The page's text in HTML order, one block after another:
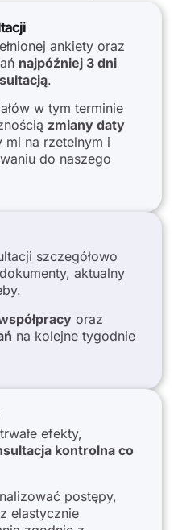
ankiety oraz
najpóźniej 3 dni
.
w tym terminie
zmiany daty
mi na rzetelnym i
do naszego
szczegółowo
aktualny
oraz
na kolejne tygodnie
efekty,
kontrolna co
postępy,
elastycznie